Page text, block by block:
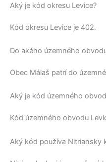
Aký je kód okresu Levice?
Kód okresu Levice je 402.
Do akého územného
Obec Málaš patrí do
Aký je kód územného
Kód územného obvodu
Aký kód používa Nitriansky